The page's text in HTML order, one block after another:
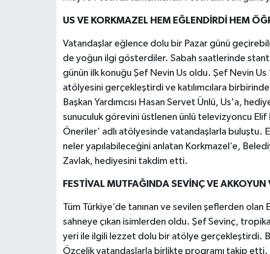
US VE KORKMAZEL HEM EĞLENDİRDİ HEM
Vatandaşlar eğlence dolu bir Pazar günü
de yoğun ilgi gösterdiler. Sabah saatlerinde
günün ilk konuğu Şef Nevin Us oldu. Şef Nevin Us
atölyesini gerçekleştirdi ve katılımcılara
Başkan Yardımcısı Hasan Servet Ünlü, Us'a,
sunuculuk görevini üstlenen ünlü televizyoncu Elif
Öneriler’ adlı atölyesinde vatandaşlarla buluştu.
neler yapılabileceğini anlatan Korkmazel’e,
Zavlak, hediyesini takdim etti.
FESTİVAL MUTFAĞINDA SEVİNÇ VE AKKOYUN
Tüm Türkiye’de tanınan ve sevilen şeflerden olan
sahneye çıkan isimlerden oldu. Şef Sevinç,
yeri ile ilgili lezzet dolu bir atölye gerçekleştirdi.
Özçelik vatandaşlarla birlikte programı takip